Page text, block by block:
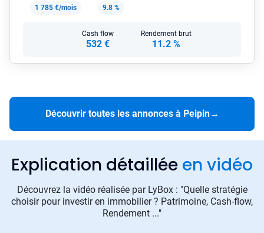
1 785 €/mois
9.8 %
Cash flow
532 €
Rendement brut
11.2 %
Découvrir toutes les annonces à Peipin→
Explication détaillée en vidéo
Découvrez la vidéo réalisée par LyBox : "Quelle stratégie
choisir pour investir en immobilier ? Patrimoine, Cash-flow,
Rendement ..."